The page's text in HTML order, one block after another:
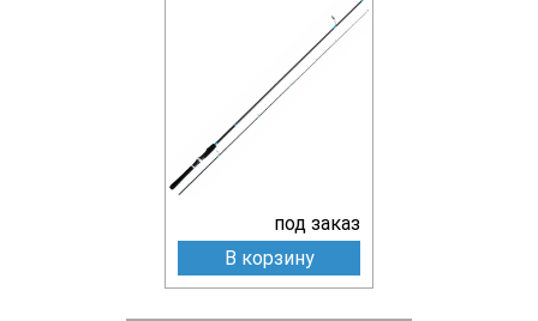
под заказ
В корзину